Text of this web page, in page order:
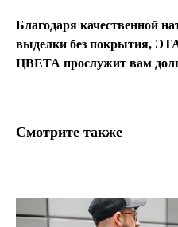
Благодаря качественной
выделки без покрытия,
ЦВЕТА прослужит вам
Смотрите также